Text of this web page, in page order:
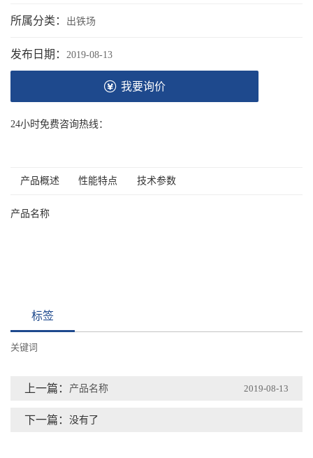
所属分类： 出铁场
发布日期： 2019-08-13
我要询价
24小时免费咨询热线：
产品概述 性能特点 技术参数
产品名称
标签
关键词
上一篇： 产品名称 2019-08-13
下一篇： 没有了